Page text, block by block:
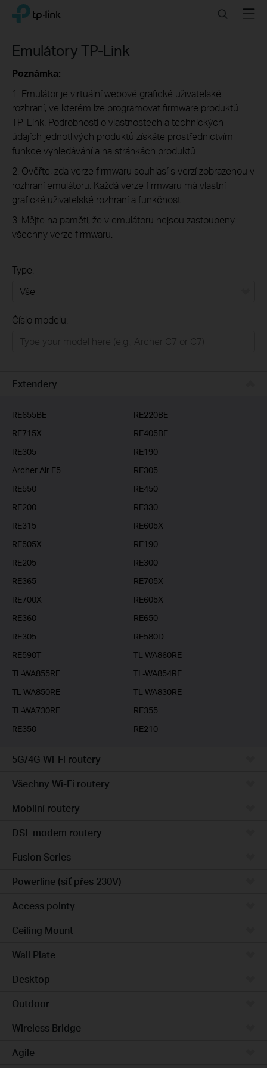
Click
navigation
TP-Link, Reliably Smart SearchMenu
Emulátory TP-Link
Poznámka:
1. Emulátor je virtuální webové grafické uživatelské
rozhraní, ve kterém lze programovat firmware produktů
TP-Link. Podrobnosti o vlastnostech a technických
údajích jednotlivých produktů získáte prostřednictvím
funkce vyhledávání a na stránkách produktů.
2. Ověřte, zda verze firmwaru souhlasí s verzí zobrazenou v
rozhraní emulátoru. Každá verze firmwaru má vlastní
grafické uživatelské rozhraní a funkčnost.
3. Mějte na paměti, že v emulátoru nejsou zastoupeny
všechny verze firmwaru.
Type:
Business
Číslo modelu:
Extendery
RE655BE
RE220BE
RE715X
RE405BE
RE305
RE190
Archer Air E5
RE305
RE550
RE450
RE200
RE330
RE315
RE605X
RE505X
RE190
RE205
RE300
RE365
RE705X
RE700X
RE605X
RE360
RE650
RE305
RE580D
RE590T
TL-WA860RE
TL-WA855RE
TL-WA854RE
TL-WA850RE
TL-WA830RE
TL-WA730RE
RE355
RE350
RE210
5G/4G Wi-Fi routery
Všechny Wi-Fi routery
Mobilní routery
DSL modem routery
Fusion Series
Powerline (síť přes 230V)
Access pointy
Ceiling Mount
Wall Plate
Desktop
Outdoor
Wireless Bridge
Agile